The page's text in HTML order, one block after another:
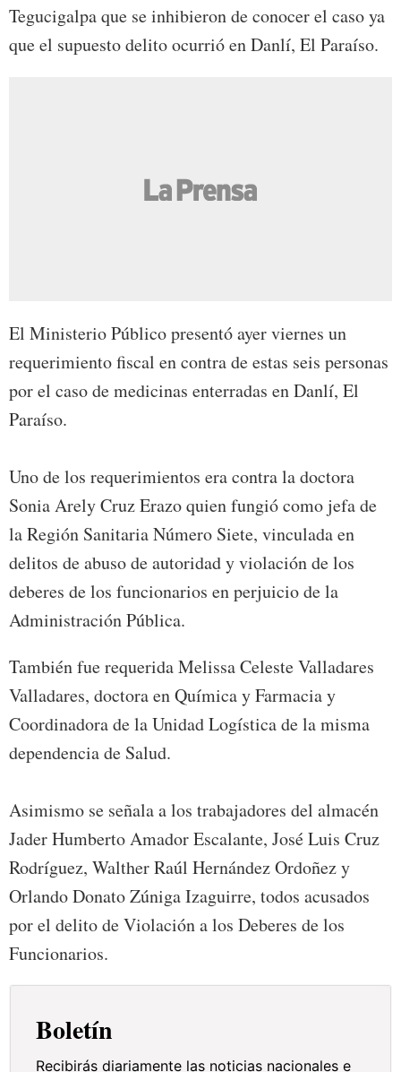
Tegucigalpa que se inhibieron de conocer el caso ya
que el supuesto delito ocurrió en Danlí, El Paraíso.
El Ministerio Público presentó ayer viernes un
requerimiento fiscal en contra de estas seis personas
por el caso de medicinas enterradas en Danlí, El
Paraíso.
Uno de los requerimientos era contra la doctora
Sonia Arely Cruz Erazo quien fungió como jefa de
la Región Sanitaria Número Siete, vinculada en
delitos de abuso de autoridad y violación de los
deberes de los funcionarios en perjuicio de la
Administración Pública.
También fue requerida Melissa Celeste Valladares
Valladares, doctora en Química y Farmacia y
Coordinadora de la Unidad Logística de la misma
dependencia de Salud.
Asimismo se señala a los trabajadores del almacén
Jader Humberto Amador Escalante, José Luis Cruz
Rodríguez, Walther Raúl Hernández Ordoñez y
Orlando Donato Zúniga Izaguirre, todos acusados
por el delito de Violación a los Deberes de los
Funcionarios.
Boletín
Recibirás diariamente las noticias nacionales e